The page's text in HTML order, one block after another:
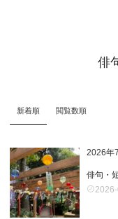
俳
新着順 閲覧数順
2026年
俳句・